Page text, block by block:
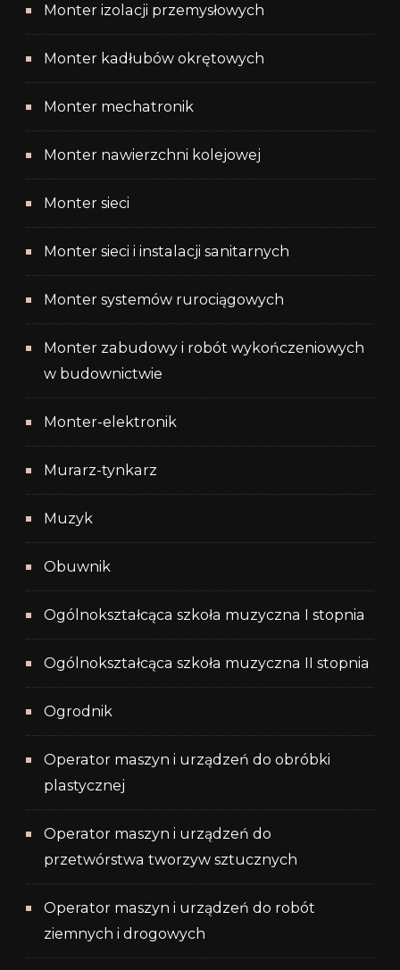
Monter izolacji przemysłowych
Monter kadłubów okrętowych
Monter mechatronik
Monter nawierzchni kolejowej
Monter sieci
Monter sieci i instalacji sanitarnych
Monter systemów rurociągowych
Monter zabudowy i robót wykończeniowych
w budownictwie
Monter-elektronik
Murarz-tynkarz
Muzyk
Obuwnik
Ogólnokształcąca szkoła muzyczna I stopnia
Ogólnokształcąca szkoła muzyczna II stopnia
Ogrodnik
Operator maszyn i urządzeń do obróbki
plastycznej
Operator maszyn i urządzeń do
przetwórstwa tworzyw sztucznych
Operator maszyn i urządzeń do robót
ziemnych i drogowych